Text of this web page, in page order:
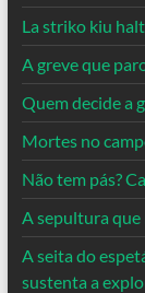
La striko kiu
A greve que
Quem decide a
Mortes no
Não tem pás?
A sepultura que
A seita do
sustenta a